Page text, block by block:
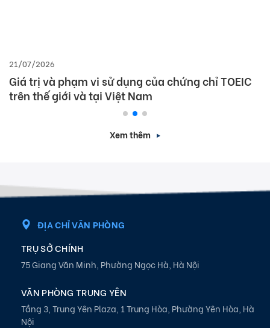
21/07/2026
Giá trị và phạm vi sử dụng của chứng chỉ TOEIC
trên thế giới và tại Việt Nam
Xem thêm
ĐỊA CHỈ VĂN PHÒNG
TRỤ SỞ CHÍNH
75 Giang Văn Minh, Phường Ngọc Hà, Hà Nội
VĂN PHÒNG TRUNG YÊN
Tầng 3, Trung Yên Plaza, 1 Trung Hòa, Phường Yên Hòa, Hà
Nội